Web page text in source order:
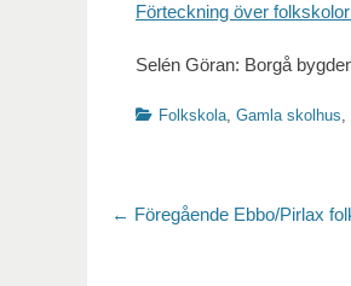
Förteckning över
Selén Göran: Borgå
Kategorier
Folkskola, Gamla skolhus,
← Föregående Föregående
Ebbo/Pirlax